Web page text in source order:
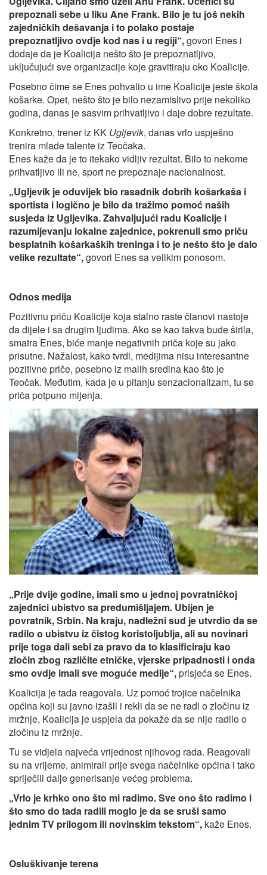
prepoznali sebe u liku Ane Frank. Bilo je tu još nekih
zajedničkih dešavanja i to polako postaje
prepoznatljivo ovdje kod nas i u regiji“,govori Enes i
dodaje da je Koalicija nešto što je prepoznatljivo,
uključujući sve organizacije koje gravitiraju oko Koalicije.
Posebno čime se Enes pohvalio u ime Koalicije jeste škola
košarke. Opet, nešto što je bilo nezamislivo prije nekoliko
godina, danas je sasvim prihvatljivo i daje dobre rezultate.
Konkretno, trener iz KK Ugljevik, danas vrlo uspješno
trenira mlade talente iz Teočaka.
Enes kaže da je to itekako vidljiv rezultat. Bilo to nekome
prihvatljivo ili ne, sport ne prepoznaje nacionalnost.
„Ugljevik je oduvijek bio rasadnik dobrih košarkaša i
sportista i logično je bilo da tražimo pomoć naših
susjeda iz Ugljevika. Zahvaljujući radu Koalicije i
razumijevanju lokalne zajednice, pokrenuli smo priču
besplatnih košarkaških treninga i to je nešto što je dalo
velike rezultate“,govori Enes sa velikim ponosom.
Odnos medija
Pozitivnu priču Koalicije koja stalno raste članovi nastoje
da dijele i sa drugim ljudima. Ako se kao takva bude širila,
smatra Enes, biće manje negativnih priča koje su jako
prisutne. Nažalost, kako tvrdi, medijima nisu interesantne
pozitivne priče, posebno iz malih sredina kao što je
Teočak. Međutim, kada je u pitanju senzacionalizam, tu se
priča potpuno mijenja.
„Prije dvije godine, imali smo u jednoj povratničkoj
zajednici ubistvo sa predumišljajem. Ubijen je
povratnik, Srbin. Na kraju, nadležni sud je utvrdio da se
radilo o ubistvu iz čistog koristoljublja, ali su novinari
prije toga dali sebi za pravo da to klasificiraju kao
zločin zbog različite etničke, vjerske pripadnosti i onda
smo ovdje imali sve moguće medije“,prisjeća se Enes.
Koalicija je tada reagovala. Uz pomoć trojice načelnika
općina koji su javno izašli i rekli da se ne radi o zločinu iz
mržnje, Koalicija je uspjela da pokaže da se nije radilo o
zločinu iz mržnje.
Tu se vidjela najveća vrijednost njihovog rada. Reagovali
su na vrijeme, animirali prije svega načelnike općina i tako
spriječili dalje generisanje većeg problema.
„Vrlo je krhko ono što mi radimo. Sve ono što radimo i
što smo do tada radili moglo je da se sruši samo
jednim TV prilogom ili novinskim tekstom“, kaže Enes.
Osluškivanje terena